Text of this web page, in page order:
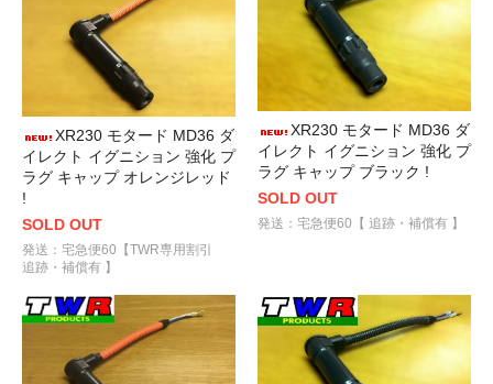
XR230 モタード MD36 ダ
イレクト イグニション 強化 プ
ラグ キャップ オレンジレッド
!
SOLD OUT
発送：宅急便60【TWR専用割引
追跡・補償有 】
XR230 モタード MD36 ダ
イレクト イグニション 強化 プ
ラグ キャップ ブラック !
SOLD OUT
発送：宅急便60【 追跡・補償有 】